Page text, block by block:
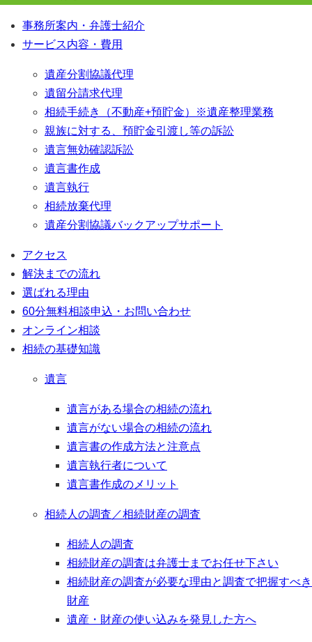
事務所案内・弁護士紹介
サービス内容・費用
遺産分割協議代理
遺留分請求代理
相続手続き（不動産+預貯金）※遺産整理業務
親族に対する、預貯金引渡し等の訴訟
遺言無効確認訴訟
遺言書作成
遺言執行
相続放棄代理
遺産分割協議バックアップサポート
アクセス
解決までの流れ
選ばれる理由
60分無料相談申込・お問い合わせ
オンライン相談
相続の基礎知識
遺言
遺言がある場合の相続の流れ
遺言がない場合の相続の流れ
遺言書の作成方法と注意点
遺言執行者について
遺言書作成のメリット
相続人の調査／相続財産の調査
相続人の調査
相続財産の調査は弁護士までお任せ下さい
相続財産の調査が必要な理由と調査で把握すべき
財産
遺産・財産の使い込みを発見した方へ